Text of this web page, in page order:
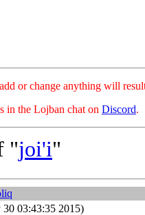
or change anything will
in the Lojban chat on Discord.
"joi'i"
30 03:43:35 2015)